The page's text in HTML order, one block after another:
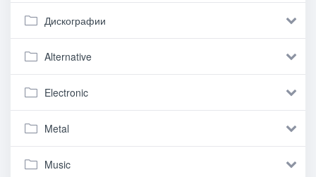
Дискографии
Alternative
Electronic
Metal
Music